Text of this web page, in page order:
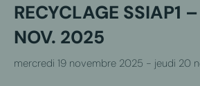
RECYCLAGE SSIAP1
NOV. 2025
mercredi 19 novembre 2025 - jeudi 20